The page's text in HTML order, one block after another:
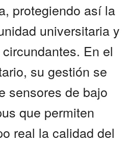
protegiendo así la
universitaria y
En el
su gestión se
sensores de bajo
que permiten
real la calidad del